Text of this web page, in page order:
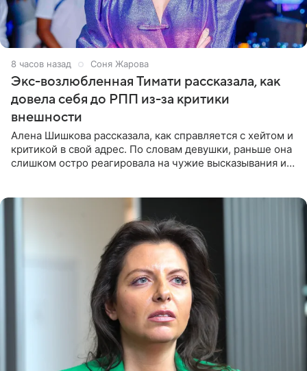
8 часов назад Соня Жарова
Экс-возлюбленная Тимати рассказала, как
довела себя до РПП из-за критики
внешности
Алена Шишкова рассказала, как справляется с хейтом и
критикой в свой адрес. По словам девушки, раньше она
слишком остро реагировала на чужие высказывания и